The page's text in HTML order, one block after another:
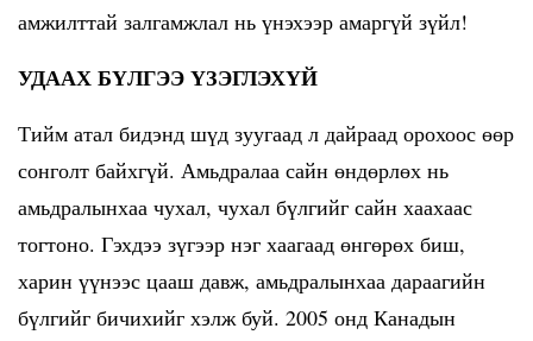
амжилттай залгамжлал нь үнэхээр амаргүй зүйл!
УДААХ БҮЛГЭЭ ҮЗЭГЛЭХҮЙ
Тийм атал бидэнд шүд зуугаад л дайраад орохоос өөр
сонголт байхгүй. Амьдралаа сайн өндөрлөх нь
амьдралынхаа чухал, чухал бүлгийг сайн хаахаас
тогтоно. Гэхдээ зүгээр нэг хаагаад өнгөрөх биш,
харин үүнээс цааш давж, амьдралынхаа дараагийн
бүлгийг бичихийг хэлж буй. 2005 онд Канадын